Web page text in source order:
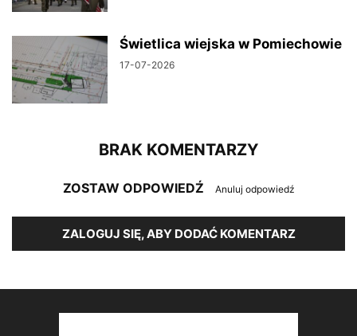
Świetlica wiejska w Pomiechowie
17-07-2026
BRAK KOMENTARZY
ZOSTAW ODPOWIEDŹ Anuluj odpowiedź
ZALOGUJ SIĘ, ABY DODAĆ KOMENTARZ